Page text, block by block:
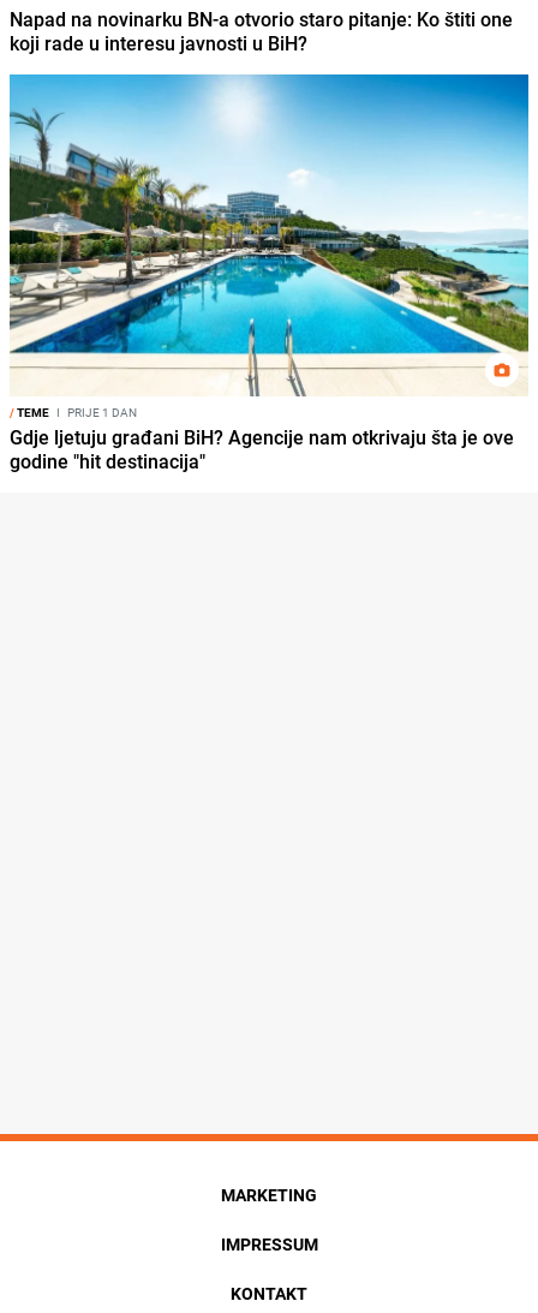
Napad na novinarku BN-a otvorio staro pitanje: Ko štiti one
koji rade u interesu javnosti u BiH?
/TEME I PRIJE 1 DAN
Gdje ljetuju građani BiH? Agencije nam otkrivaju šta je ove
godine "hit destinacija"
MARKETING
IMPRESSUM
KONTAKT